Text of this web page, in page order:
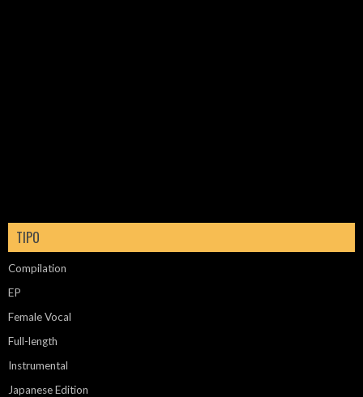
TIPO
Compilation
EP
Female Vocal
Full-length
Instrumental
Japanese Edition